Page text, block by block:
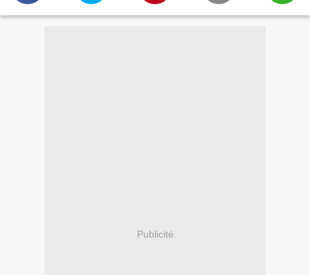
Publicité